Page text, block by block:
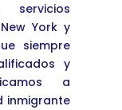
servicios
York y
siempre
y
a
inmigrante